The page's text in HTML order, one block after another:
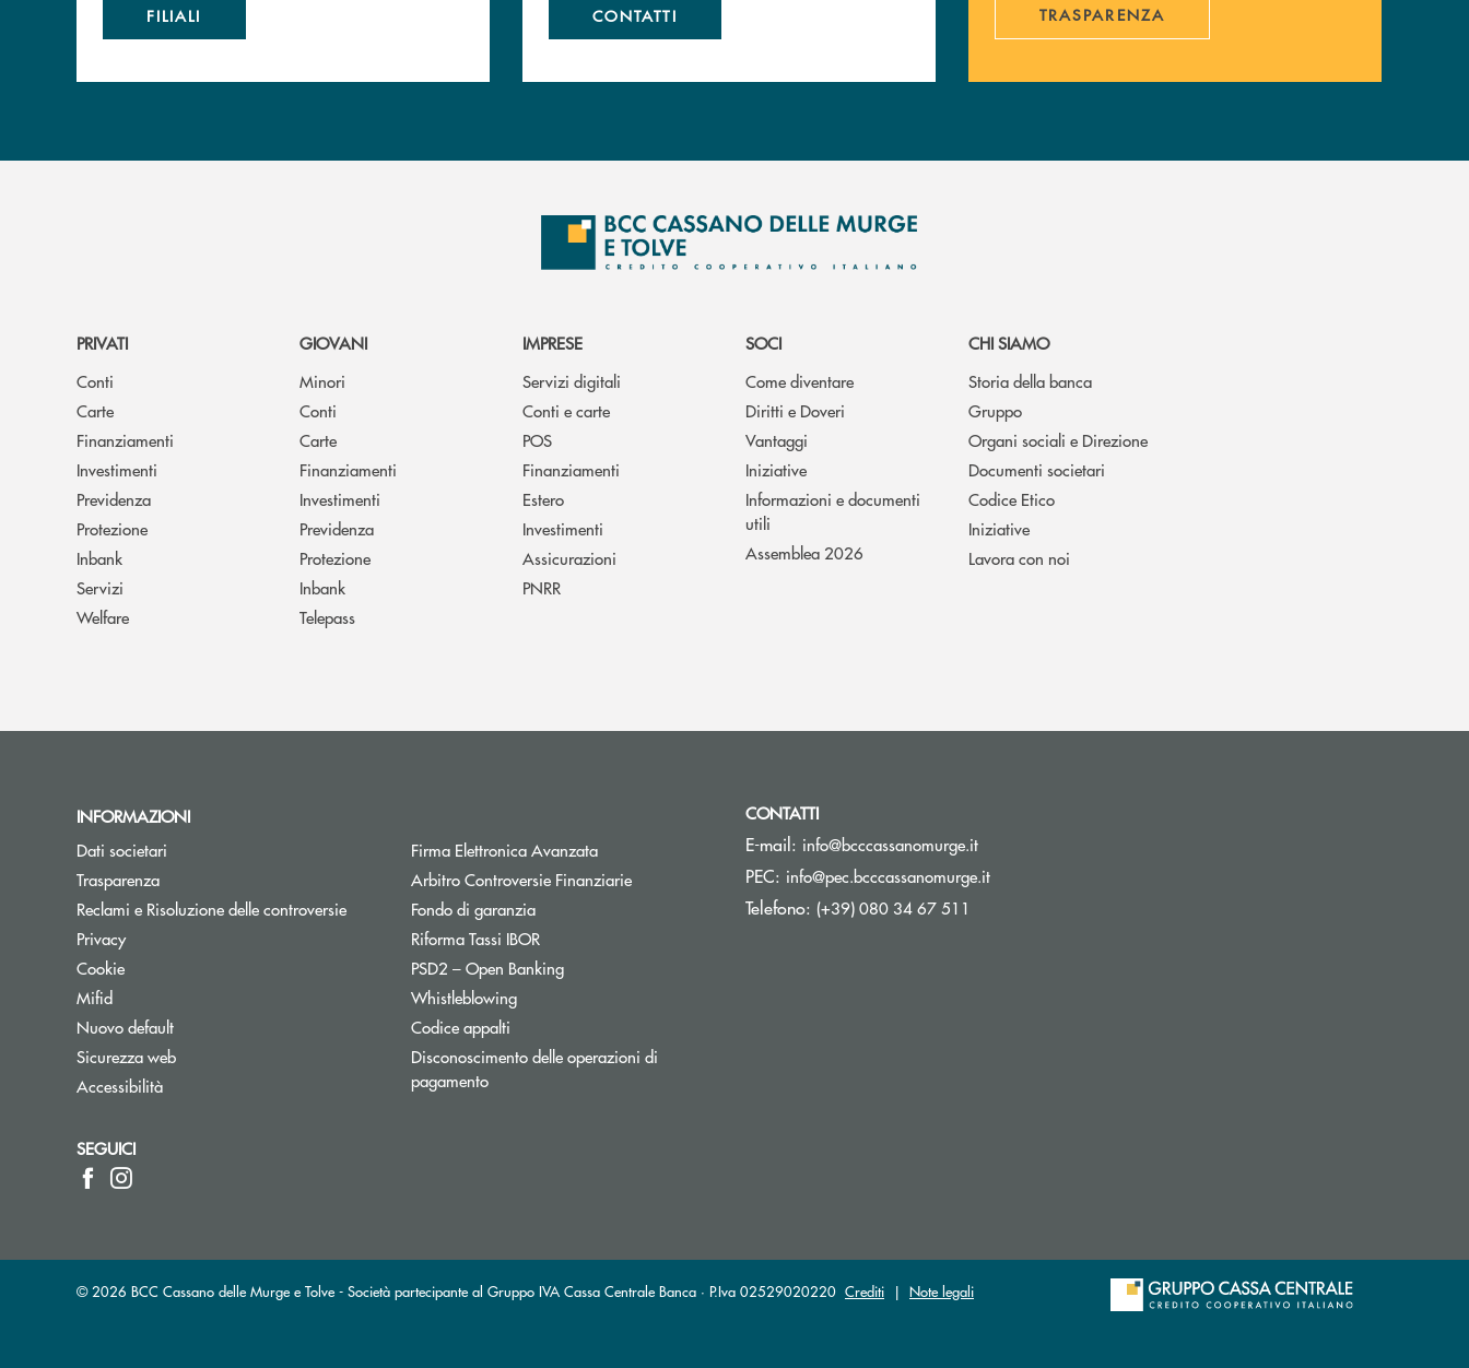
FILIALI CONTATTI TRASPARENZA
PRIVATI
Conti
Carte
Finanziamenti
Investimenti
Previdenza
Protezione
Inbank
Servizi
Welfare
GIOVANI
Minori
Conti
Carte
Finanziamenti
Investimenti
Previdenza
Protezione
Inbank
Telepass
IMPRESE
Servizi digitali
Conti e carte
POS
Finanziamenti
Estero
Investimenti
Assicurazioni
PNRR
SOCI
Come diventare
Diritti e Doveri
Vantaggi
Iniziative
Informazioni e documenti
utili
Assemblea 2026
CHI SIAMO
Storia della banca
Gruppo
Organi sociali e Direzione
Documenti societari
Codice Etico
Iniziative
Lavora con noi
INFORMAZIONI
Dati societari
Trasparenza
Reclami e Risoluzione delle controversie
Privacy
Cookie
Mifid
Nuovo default
Sicurezza web
Accessibilità
Firma Elettronica Avanzata
Arbitro Controversie FinanziarieApre una nuova finestra
Fondo di garanziaApre una nuova finestra
Riforma Tassi IBORApre una nuova finestra
PSD2 – Open BankingApre una nuova finestra
Whistleblowing
Codice appalti
Disconoscimento delle operazioni di
pagamento
CONTATTI
E-mail: info@bcccassanomurge.it(si apre l’app di posta elettronica)
PEC: info@pec.bcccassanomurge.it(si apre l’app di posta elettronica)
Telefono: (+39) 080 34 67 511
SEGUICI
© 2026 BCC Cassano delle Murge e Tolve - Società partecipante al Gruppo IVA Cassa Centrale Banca · P.Iva 02529020220 Crediti | Note legali